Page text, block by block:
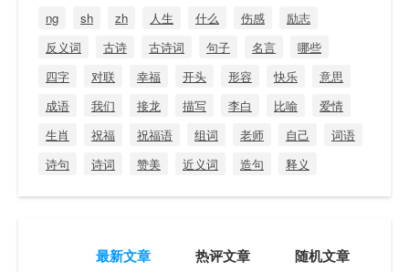
ng sh zh 人生 什么 伤感
励志
反义词
古诗 古诗词 句子 名言
哪些
四字
对联 幸福 开头 形容 快乐
意思
成语
我们 接龙 描写 李白 比喻
爱情
生肖
祝福 祝福语 组词 老师 自己
词语
诗句
诗词 赞美 近义词 造句 释义
最新文章 热评文章 随机文章